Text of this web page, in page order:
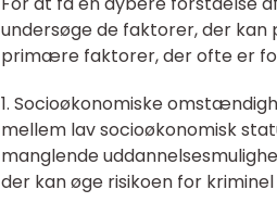
undersøge de faktorer, der kan
primære faktorer, der ofte er
1. Socioøkonomiske
mellem lav socioøkonomisk
manglende
der kan øge risikoen for